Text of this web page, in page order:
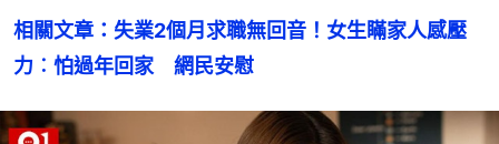
相關文章：失業2個月求職無回音！女生瞞家人感壓
力︰怕過年回家　網民安慰